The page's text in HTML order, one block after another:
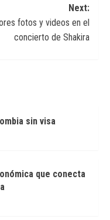
Next:
fotos y videos en el
concierto de Shakira
sin visa
que conecta